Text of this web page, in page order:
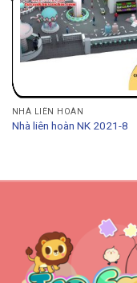
NHÀ LIÊN HOÀN
Nhà liên hoàn NK 2021-8